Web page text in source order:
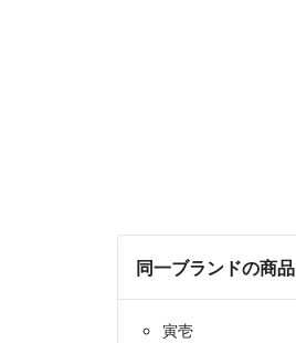
同一ブランドの商品
寅壱